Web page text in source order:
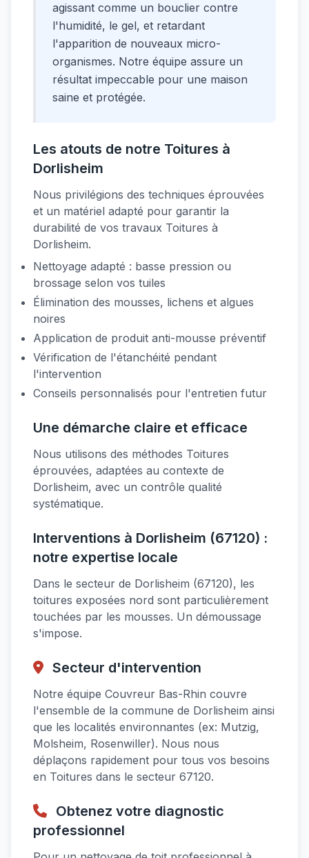
agissant comme un bouclier contre
l'humidité, le gel, et retardant
l'apparition de nouveaux micro-
organismes. Notre équipe assure un
résultat impeccable pour une maison
saine et protégée.
Les atouts de notre Toitures à
Dorlisheim
Nous privilégions des techniques éprouvées
et un matériel adapté pour garantir la
durabilité de vos travaux Toitures à
Dorlisheim.
Nettoyage adapté : basse pression ou
brossage selon vos tuiles
Élimination des mousses, lichens et algues
noires
Application de produit anti-mousse préventif
Vérification de l'étanchéité pendant
l'intervention
Conseils personnalisés pour l'entretien futur
Une démarche claire et efficace
Nous utilisons des méthodes Toitures
éprouvées, adaptées au contexte de
Dorlisheim, avec un contrôle qualité
systématique.
Interventions à Dorlisheim (67120) :
notre expertise locale
Dans le secteur de Dorlisheim (67120), les
toitures exposées nord sont particulièrement
touchées par les mousses. Un démoussage
s'impose.
Secteur d'intervention
Notre équipe Couvreur Bas-Rhin couvre
l'ensemble de la commune de Dorlisheim ainsi
que les localités environnantes (ex: Mutzig,
Molsheim, Rosenwiller). Nous nous
déplaçons rapidement pour tous vos besoins
en Toitures dans le secteur 67120.
Obtenez votre diagnostic
professionnel